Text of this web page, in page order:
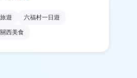
遊
六福村一日遊
西美食